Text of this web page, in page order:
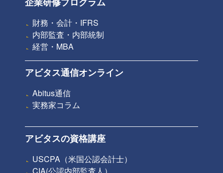
財務・会計・IFRS
内部監査・内部統制
経営・MBA
アビタス通信オンライン
Abitus通信
実務家コラム
アビタスの資格講座
USCPA（米国公認会計士）